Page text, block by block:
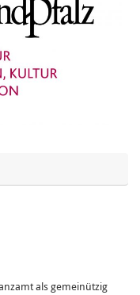
als gemeinützig